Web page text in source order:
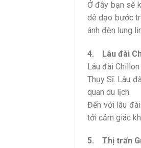
Ở đây bạn sẽ
dê dạo bước
ánh đèn lung
4. Lâu đài
Lâu đài
Thụy Sĩ. Lâu
quan du lịch.
Đến với lâu
tới cảm giác
5. Thị trấn